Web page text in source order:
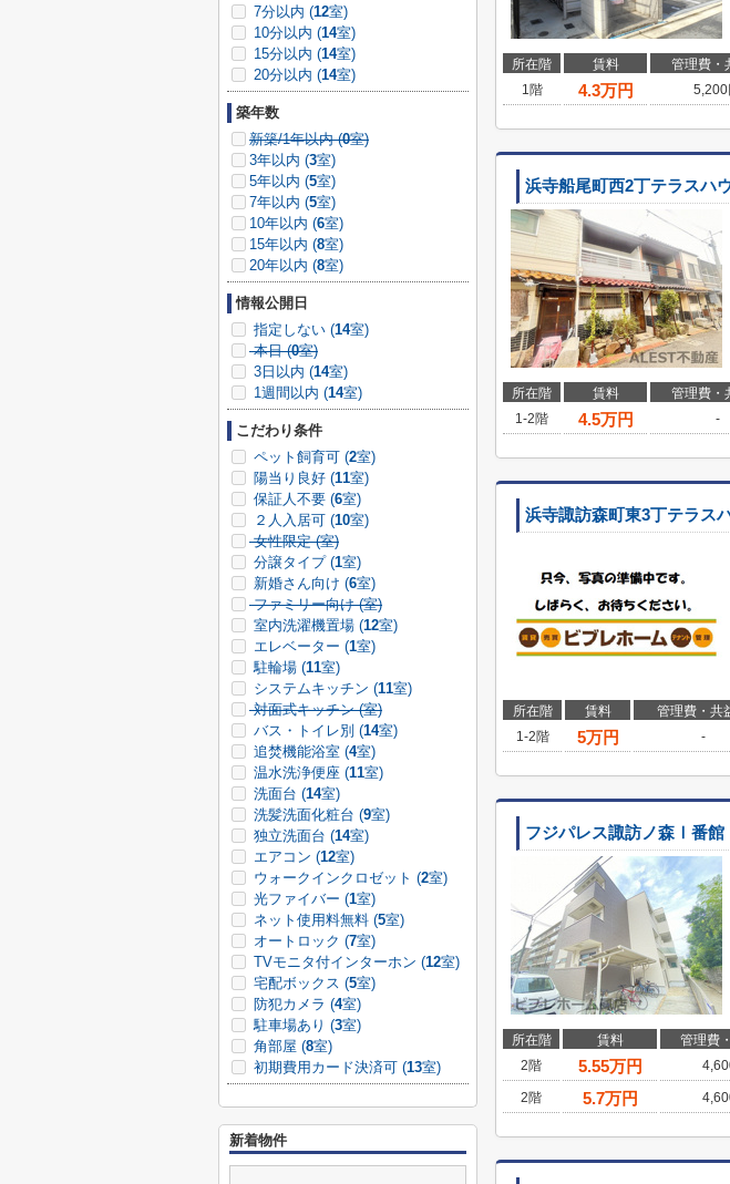
所在階 賃料 管理費・
1階
4.3万円 5,200
浜寺船尾町西2丁テラスハ
所在階 賃料 管理費・
1-2階
4.5万円 -
浜寺諏訪森町東3丁テラス
所在階 賃料 管理費・共
1-2階
5万円 -
フジパレス諏訪ノ森Ⅰ番館
所在階 賃料 管理費
2階
5.55万円
2階
5.7万円
7分以内 (12室)
10分以内 (14室)
15分以内 (14室)
20分以内 (14室)
築年数
新築/1年以内 (0室)
3年以内 (3室)
5年以内 (5室)
7年以内 (5室)
10年以内 (6室)
15年以内 (8室)
20年以内 (8室)
情報公開日
指定しない (14室)
本日 (0室)
3日以内 (14室)
1週間以内 (14室)
こだわり条件
ペット飼育可 (2室)
陽当り良好 (11室)
保証人不要 (6室)
２人入居可 (10室)
女性限定 (室)
分譲タイプ (1室)
新婚さん向け (6室)
ファミリー向け (室)
室内洗濯機置場 (12室)
エレベーター (1室)
駐輪場 (11室)
システムキッチン (11室)
対面式キッチン (室)
バス・トイレ別 (14室)
追焚機能浴室 (4室)
温水洗浄便座 (11室)
洗面台 (14室)
洗髪洗面化粧台 (9室)
独立洗面台 (14室)
エアコン (12室)
ウォークインクロゼット (2室)
光ファイバー (1室)
ネット使用料無料 (5室)
オートロック (7室)
TVモニタ付インターホン (12室)
宅配ボックス (5室)
防犯カメラ (4室)
駐車場あり (3室)
角部屋 (8室)
初期費用カード決済可 (13室)
新着物件